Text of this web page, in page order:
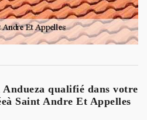
qualifié dans votre
Saint Andre Et Appelles